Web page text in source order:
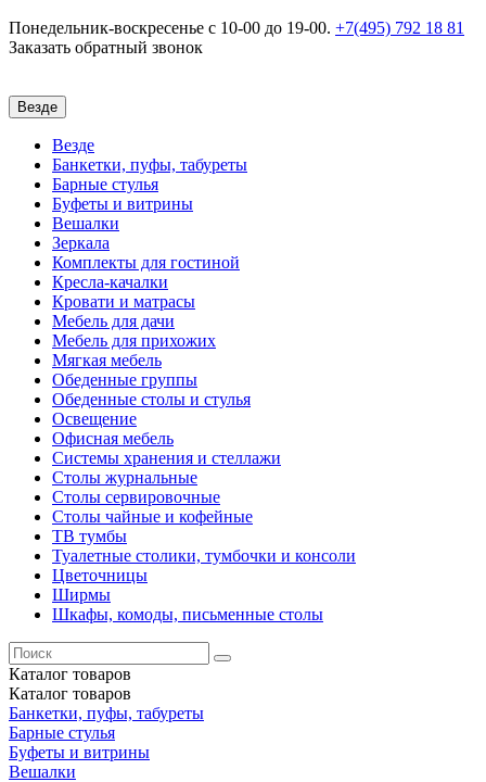
Понедельник-воскресенье c 10-00 до 19-00. +7(495) 792 18 81
Заказать обратный звонок
Везде
Везде
Банкетки, пуфы, табуреты
Барные стулья
Буфеты и витрины
Вешалки
Зеркала
Комплекты для гостиной
Кресла-качалки
Кровати и матрасы
Мебель для дачи
Мебель для прихожих
Мягкая мебель
Обеденные группы
Обеденные столы и стулья
Освещение
Офисная мебель
Системы хранения и стеллажи
Столы журнальные
Столы сервировочные
Столы чайные и кофейные
ТВ тумбы
Туалетные столики, тумбочки и консоли
Цветочницы
Ширмы
Шкафы, комоды, письменные столы
Каталог товаров
Каталог товаров
Банкетки, пуфы, табуреты
Барные стулья
Буфеты и витрины
Вешалки